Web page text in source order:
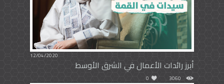
12/04/2020
أبرز رائدات الأعمال في الشرق الأوسط
3060
0